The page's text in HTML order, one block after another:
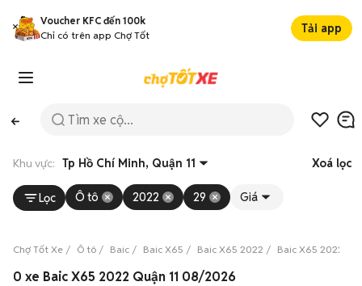
Voucher KFC đến 100k
Chỉ có trên app Chợ Tốt
Tải app
Khu vực: Tp Hồ Chí Minh, Quận 11 Xoá lọc
Lọc Ô tô 2022 29 Giá
Chợ Tốt Xe Ô tô Baic Baic X65 Baic X65 2022 Baic X65 2022 Tp
0 xe Baic X65 2022 Quận 11 08/2026